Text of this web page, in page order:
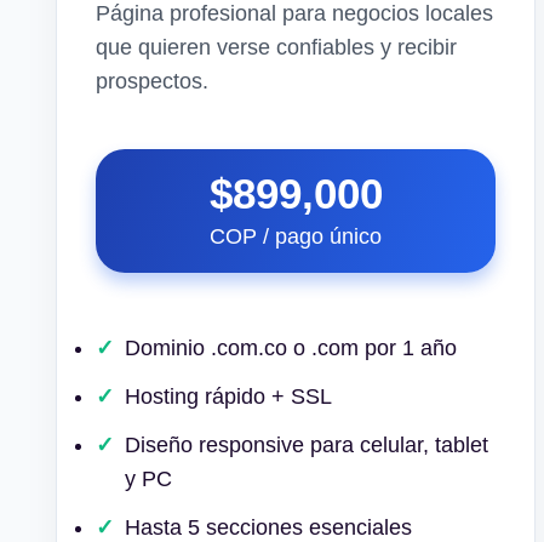
Página profesional para negocios locales
que quieren verse confiables y recibir
prospectos.
$899,000
COP / pago único
Dominio .com.co o .com por 1 año
Hosting rápido + SSL
Diseño responsive para celular, tablet
y PC
Hasta 5 secciones esenciales